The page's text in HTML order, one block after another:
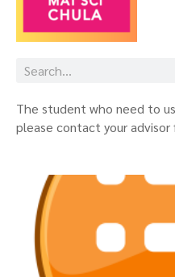
The student who need to
please contact your advisor